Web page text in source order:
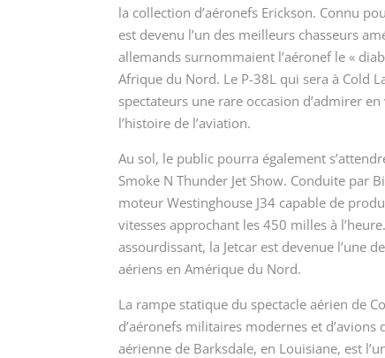
la collection d’aéronefs Erickson. Connu
est devenu l’un des meilleurs chasseurs
allemands surnommaient l’aéronef le «
Afrique du Nord. Le P-38L qui sera à Cold
spectateurs une rare occasion d’admirer
l’histoire de l’aviation.
Au sol, le public pourra également
Smoke N Thunder Jet Show. Conduite par
moteur Westinghouse J34 capable de
vitesses approchant les 450 milles à
assourdissant, la Jetcar est devenue l’une
aériens en Amérique du Nord.
La rampe statique du spectacle aérien de
d’aéronefs militaires modernes et
aérienne de Barksdale, en Louisiane, est